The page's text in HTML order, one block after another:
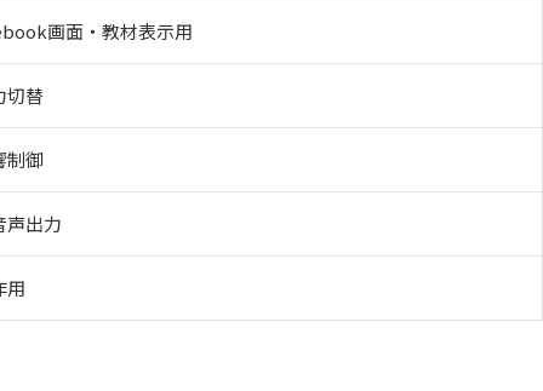
画面・教材表示用
切替
制御
声出力
用